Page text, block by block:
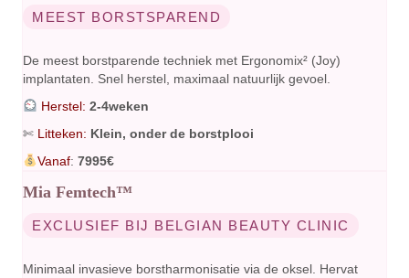
MEEST BORSTSPAREND
De meest borstparende techniek met Ergonomix² (Joy)
implantaten. Snel herstel, maximaal natuurlijk gevoel.
Herstel: 2-4weken
✄ Litteken: Klein, onder de borstplooi
Vanaf: 7995€
Mia Femtech™
EXCLUSIEF BIJ BELGIAN BEAUTY CLINIC
Minimaal invasieve borstharmonisatie via de oksel. Hervat